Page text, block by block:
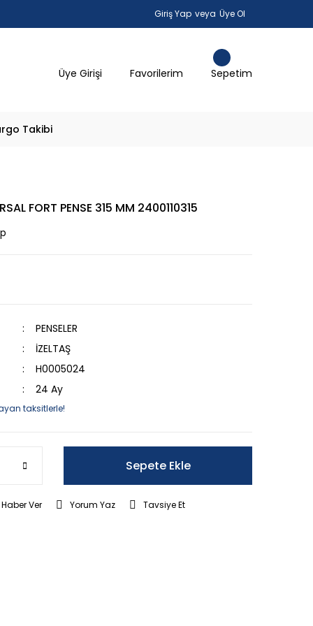
Giriş Yap veya Üye Ol
Üye Girişi Favorilerim Sepetim
Takibi
FORT PENSE 315 MM 2400110315
PENSELER
İZELTAŞ
H0005024
24 Ay
taksitlerle!
Sepete Ekle
Ver Yorum Yaz Tavsiye Et